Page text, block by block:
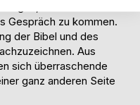
Gespräch zu kommen.
der Bibel und des
Aus
sich überraschende
ganz anderen Seite